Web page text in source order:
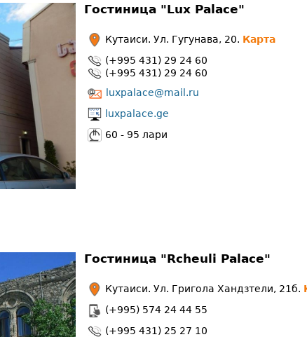
Гостиница "Lux Palace"
Кутаиси. Ул. Гугунава, 20. Карта
(+995 431) 29 24 60
(+995 431) 29 24 60
luxpalace@mail.ru
luxpalace.ge
60 - 95 лари
Гостиница "Rcheuli Palace"
Кутаиси. Ул. Григола Хандзтели, 21б.
(+995) 574 24 44 55
(+995 431) 25 27 10